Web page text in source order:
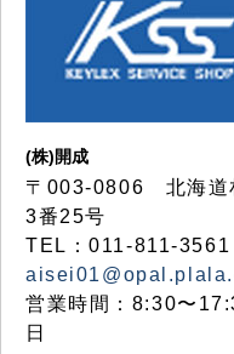
(株)開成
〒003-0806 北海道
3番25号
TEL：011-811-
営業時間：8:30〜
日